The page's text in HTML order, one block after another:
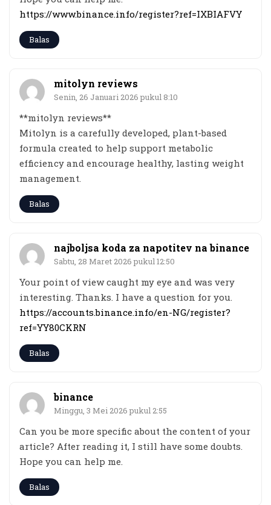
https://www.binance.info/register?ref=IXBIAFVY
Balas
mitolyn reviews
Senin, 26 Januari 2026 pukul 8:10
**mitolyn reviews**
Mitolyn is a carefully developed, plant-based
formula created to help support metabolic
efficiency and encourage healthy, lasting weight
management.
Balas
najboljsa koda za napotitev na binance
Sabtu, 28 Maret 2026 pukul 12:50
Your point of view caught my eye and was very
interesting. Thanks. I have a question for you.
https://accounts.binance.info/en-NG/register?
ref=YY80CKRN
Balas
binance
Minggu, 3 Mei 2026 pukul 2:55
Can you be more specific about the content of your
article? After reading it, I still have some doubts.
Hope you can help me.
Balas